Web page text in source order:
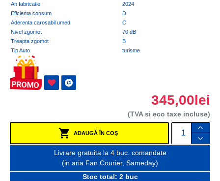
An fabricatie
2024
Eficienta consum
D
Aderenta carosabil umed
C
Nivel zgomot
70 dB
Treapta zgomot
B
Tip Auto
turisme
345,00lei
(TVA si eco taxe incluse)
ADAUGĂ ÎN COŞ
Livrare gratuita la 4 buc. comandate
(in aria Fan Courier, Sameday)
Stoc total: 2 buc